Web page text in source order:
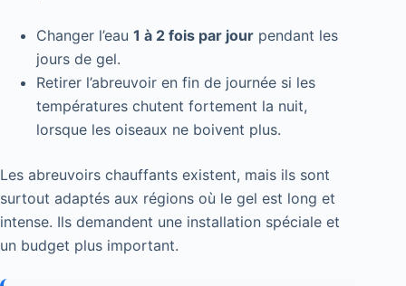
Changer l’eau 1 à 2 fois par jour pendant les
jours de gel.
Retirer l’abreuvoir en fin de journée si les
températures chutent fortement la nuit,
lorsque les oiseaux ne boivent plus.
Les abreuvoirs chauffants existent, mais ils sont
surtout adaptés aux régions où le gel est long et
intense. Ils demandent une installation spéciale et
un budget plus important.